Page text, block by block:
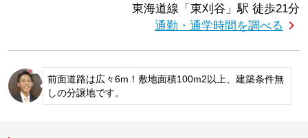
東海道線「東刈谷」駅 徒歩21分
通勤・通学時間を調べる
前面道路は広々6m！敷地面積100m2以上、建築条件無
しの分譲地です。